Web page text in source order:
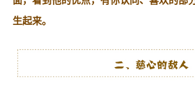
生起来。